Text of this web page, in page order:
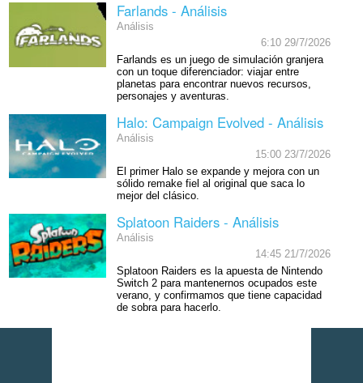
Farlands - Análisis
Análisis
6:10 29/7/2026
Farlands es un juego de simulación granjera
con un toque diferenciador: viajar entre
planetas para encontrar nuevos recursos,
personajes y aventuras.
Halo: Campaign Evolved - Análisis
Análisis
15:00 23/7/2026
El primer Halo se expande y mejora con un
sólido remake fiel al original que saca lo
mejor del clásico.
Splatoon Raiders - Análisis
Análisis
14:45 21/7/2026
Splatoon Raiders es la apuesta de Nintendo
Switch 2 para mantenernos ocupados este
verano, y confirmamos que tiene capacidad
de sobra para hacerlo.